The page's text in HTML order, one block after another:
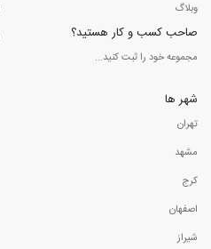
وبلاگ
صاحب کسب و کار هستید؟
مجموعه خود را ثبت کنید...
شهر ها
تهران
مشهد
کرج
اصفهان
شیراز